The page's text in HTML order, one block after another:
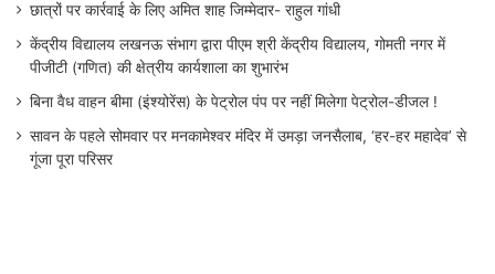
छात्रों पर कार्रवाई के लिए अमित शाह जिम्मेदार- राहुल गांधी
केंद्रीय विद्यालय लखनऊ संभाग द्वारा पीएम श्री केंद्रीय विद्यालय, गोमती नगर में
पीजीटी (गणित) की क्षेत्रीय कार्यशाला का शुभारंभ
बिना वैध वाहन बीमा (इंश्योरेंस) के पेट्रोल पंप पर नहीं मिलेगा पेट्रोल-डीजल !
सावन के पहले सोमवार पर मनकामेश्वर मंदिर में उमड़ा जनसैलाब, ‘हर-हर महादेव’ से
गूंजा पूरा परिसर